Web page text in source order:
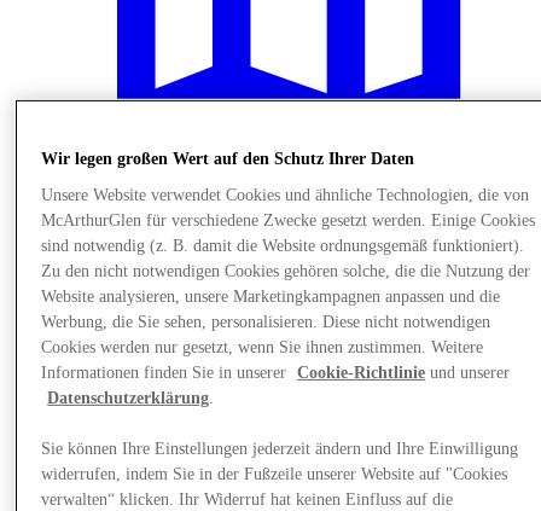
Plane Deinen Besuch
Wir legen großen Wert auf den Schutz Ihrer Daten
Unsere Website verwendet Cookies und ähnliche Technologien, die von
McArthurGlen für verschiedene Zwecke gesetzt werden. Einige Cookies
sind notwendig (z. B. damit die Website ordnungsgemäß funktioniert).
Zu den nicht notwendigen Cookies gehören solche, die die Nutzung der
Website analysieren, unsere Marketingkampagnen anpassen und die
Werbung, die Sie sehen, personalisieren. Diese nicht notwendigen
Cookies werden nur gesetzt, wenn Sie ihnen zustimmen. Weitere
Informationen finden Sie in unserer
Cookie-Richtlinie und unserer
Datenschutzerklärung.
Sie können Ihre Einstellungen jederzeit ändern und Ihre Einwilligung
widerrufen, indem Sie in der Fußzeile unserer Website auf "Cookies
verwalten“ klicken. Ihr Widerruf hat keinen Einfluss auf die